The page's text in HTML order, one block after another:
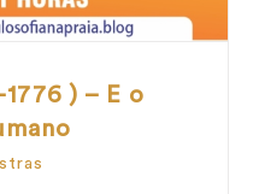
1776 ) – E o